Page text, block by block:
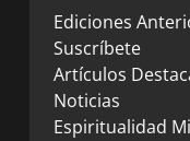
Ediciones
Suscríbete
Artículos
Noticias
Espiritualidad